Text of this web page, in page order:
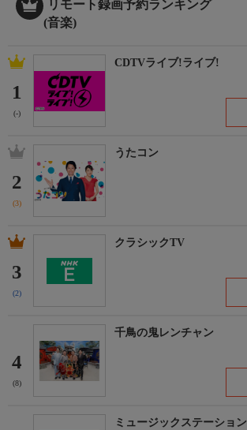
リモート録画予約ランキング
(音楽)
1
(-)
CDTVライブ!ライブ!
2
(3)
うたコン
3
(2)
クラシックTV
4
(8)
千鳥の鬼レンチャン
ミュージックステーション